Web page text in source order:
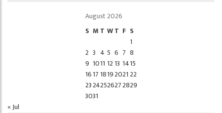
August 2026
S M T WT F S
1
2 3 4 5 6 7 8
9 1011 12 13 1415
1617 1819202122
23242526272829
3031
« Jul